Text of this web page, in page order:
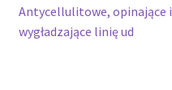
Antycellulitowe, opinające i
wygładzające linię ud